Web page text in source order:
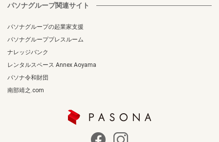
パソナグループ関連サイト
パソナグループの起業家支援
パソナグループプレスルーム
ナレッジバンク
レンタルスペース Annex Aoyama
パソナ令和財団
南部靖之.com